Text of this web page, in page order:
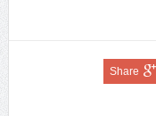
Share